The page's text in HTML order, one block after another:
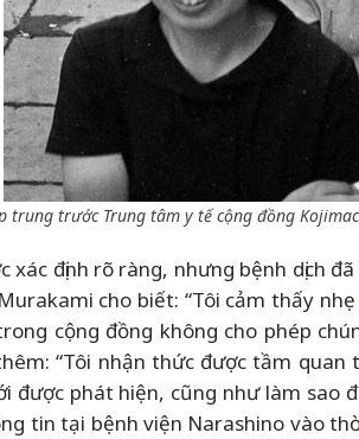
trung trước Trung tâm y tế cộng đồng
xác định rõ ràng, nhưng bệnh dịch
cho biết: “Tôi cảm thấy
cộng đồng không cho phép
“Tôi nhận thức được tầm
được phát hiện, cũng như làm sao
tin tại bệnh viện Narashino vào